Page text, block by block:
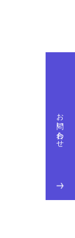
お問い合わせ